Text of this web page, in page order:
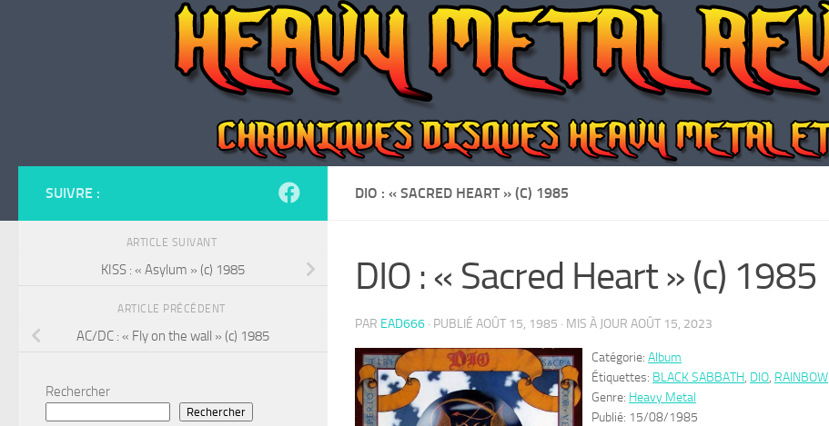
DIO : « SACRED HEART » (C) 1985
DIO : « Sacred Heart » (c) 1985
PAR EAD666 · PUBLIÉ AOÛT 15, 1985 · MIS À JOUR AOÛT 15, 2023
Catégorie: Album
Étiquettes: BLACK SABBATH, DIO, RAINBOW
Genre: Heavy Metal
Publié: 15/08/1985
SUIVRE :
ARTICLE SUIVANT
KISS : « Asylum » (c) 1985
ARTICLE PRÉCÉDENT
AC/DC : « Fly on the wall » (c) 1985
Rechercher
Rechercher